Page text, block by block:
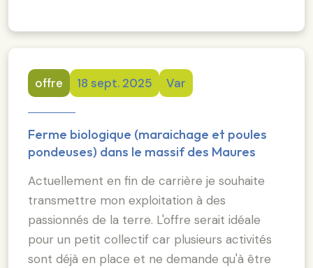
offre 18 sept. 2025 Var
Ferme biologique (maraichage et poules
pondeuses) dans le massif des Maures
Actuellement en fin de carrière je souhaite
transmettre mon exploitation à des
passionnés de la terre. L'offre serait idéale
pour un petit collectif car plusieurs activités
sont déjà en place et ne demande qu'à être